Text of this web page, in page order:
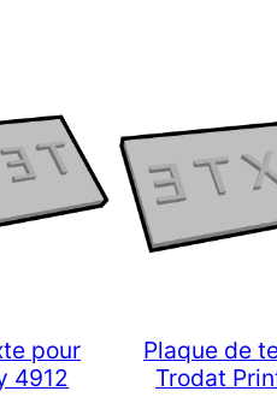
pour
4912
Plaque de
Trodat